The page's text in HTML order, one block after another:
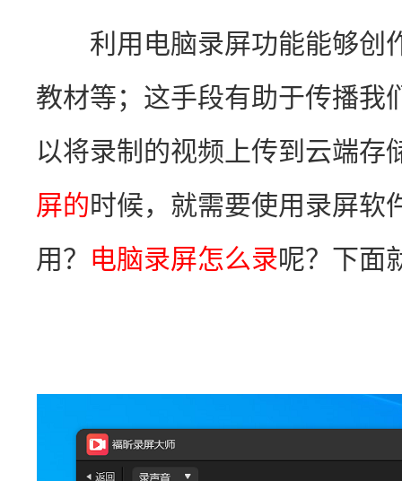
利用电脑录屏功能能够创
教材等；这手段有助于传播我
以将录制的视频上传到云端存
屏的时候，就需要使用录屏软
用？ 电脑录屏怎么录呢？下面